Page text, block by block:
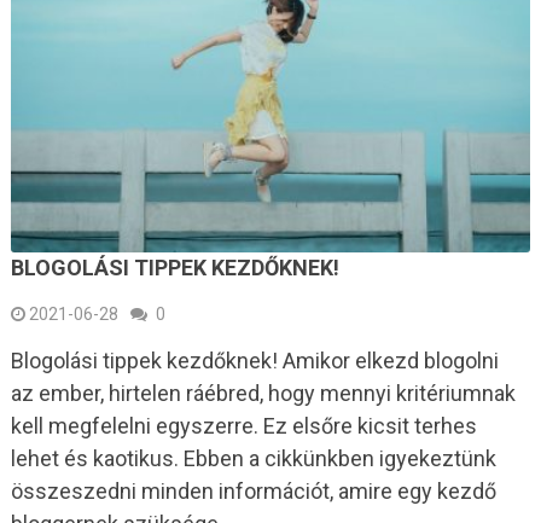
BLOGOLÁSI TIPPEK KEZDŐKNEK!
2021-06-28 0
Blogolási tippek kezdőknek! Amikor elkezd blogolni
az ember, hirtelen ráébred, hogy mennyi kritériumnak
kell megfelelni egyszerre. Ez elsőre kicsit terhes
lehet és kaotikus. Ebben a cikkünkben igyekeztünk
összeszedni minden információt, amire egy kezdő